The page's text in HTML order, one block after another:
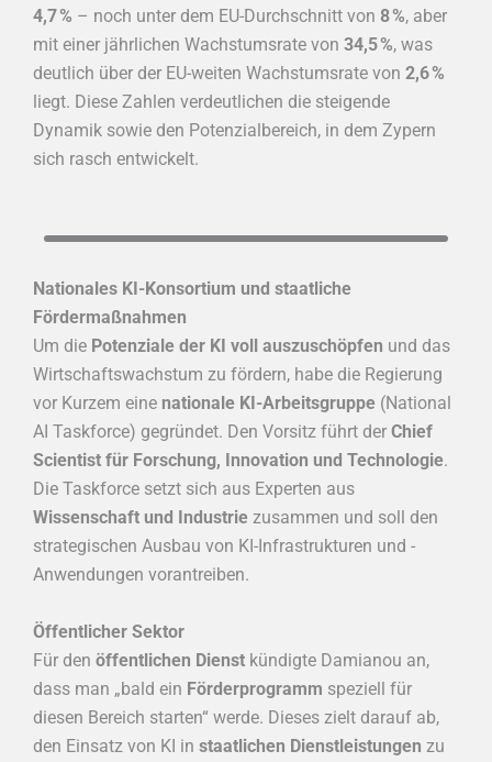
4,7 % – noch unter dem EU-Durchschnitt von 8 %, aber
mit einer jährlichen Wachstumsrate von 34,5 %, was
deutlich über der EU-weiten Wachstumsrate von 2,6 %
liegt. Diese Zahlen verdeutlichen die steigende
Dynamik sowie den Potenzialbereich, in dem Zypern
sich rasch entwickelt.
Nationales KI-Konsortium und staatliche
Fördermaßnahmen
Um die Potenziale der KI voll auszuschöpfen und das
Wirtschaftswachstum zu fördern, habe die Regierung
vor Kurzem eine nationale KI-Arbeitsgruppe (National
AI Taskforce) gegründet. Den Vorsitz führt der Chief
Scientist für Forschung, Innovation und Technologie.
Die Taskforce setzt sich aus Experten aus
Wissenschaft und Industrie zusammen und soll den
strategischen Ausbau von KI-Infrastrukturen und -
Anwendungen vorantreiben.
Öffentlicher Sektor
Für den öffentlichen Dienst kündigte Damianou an,
dass man „bald ein Förderprogramm speziell für
diesen Bereich starten“ werde. Dieses zielt darauf ab,
den Einsatz von KI in staatlichen Dienstleistungen zu